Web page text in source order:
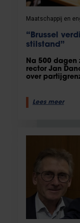
Maatschappij en
“Brussel
stilstand”
Na 500 dagen
rector Jan
over
Lees meer